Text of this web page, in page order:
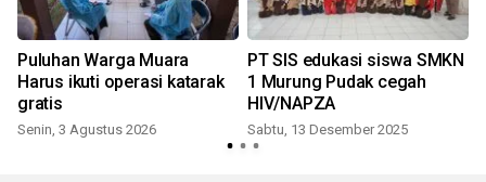
Puluhan Warga Muara
Harus ikuti operasi katarak
gratis
Senin, 3 Agustus 2026
PT SIS edukasi siswa SMKN
1 Murung Pudak cegah
HIV/NAPZA
Sabtu, 13 Desember 2025